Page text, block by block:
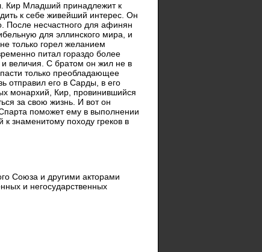
Кир Младший принадлежит к
к себе живейший интерес. Он
После несчастного для афинян
для эллинского мира, и
только горел желанием
питал гораздо более
величия. С братом он жил не в
только преобладающее
отправил его в Сарды, в его
монархий, Кир, провинившийся
за свою жизнь. И вот он
поможет ему в выполнении
знаменитому походу греков в
Союза и другими акторами
и негосударственных